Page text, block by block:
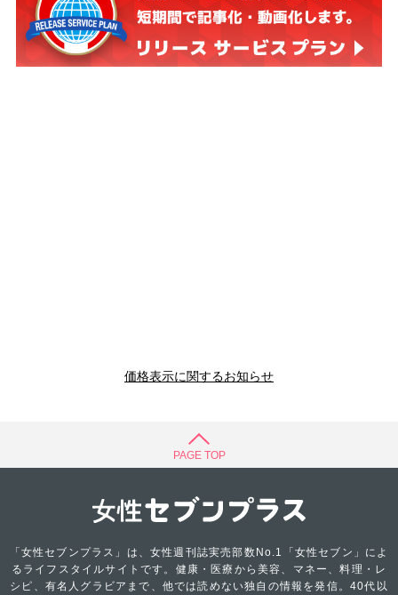
価格表示に関するお知らせ
PAGE TOP
「女性セブンプラス」は、女性週刊誌実売部数No.1「女性セブン」によ
るライフスタイルサイトです。健康・医療から美容、マネー、料理・レ
シピ、有名人グラビアまで、他では読めない独自の情報を発信。40代以